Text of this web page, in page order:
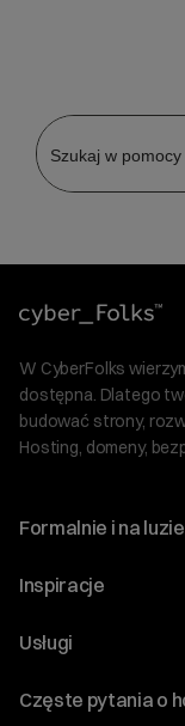
W CyberFolks
dostępna. Dlatego
budować strony,
Hosting, domeny,
Formalnie i na luzie
O nas
Program Korzyści
Regulaminy i
Inspiracje
Blog
WordPress
Usługi
Domeny
Częste pytania o